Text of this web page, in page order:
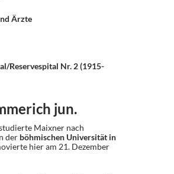
Ärzte
Reservespital Nr. 2 (1915-
jun.
Maixner nach
der böhmischen Universität in
hier am 21. Dezember